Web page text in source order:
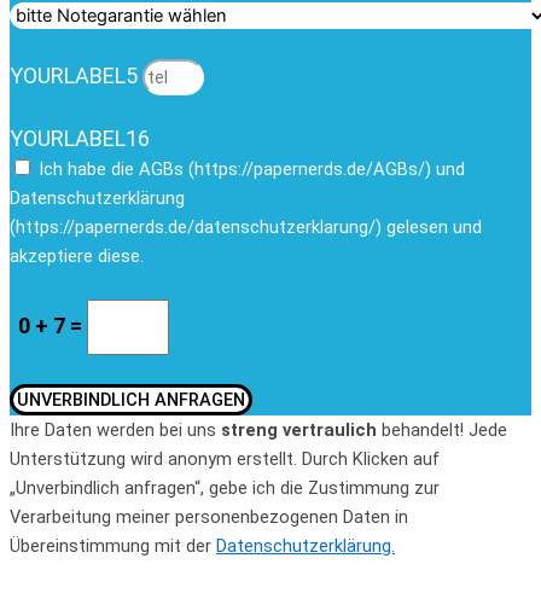
YOURLABEL5
YOURLABEL16
Ich habe die AGBs (https://papernerds.de/AGBs/) und
Datenschutzerklärung
(https://papernerds.de/datenschutzerklarung/) gelesen und
akzeptiere diese.
0 + 7 =
UNVERBINDLICH ANFRAGEN
Ihre Daten werden bei uns streng vertraulich behandelt! Jede
Unterstützung wird anonym erstellt. Durch Klicken auf
„Unverbindlich anfragen“, gebe ich die Zustimmung zur
Verarbeitung meiner personenbezogenen Daten in
Übereinstimmung mit der Datenschutzerklärung.